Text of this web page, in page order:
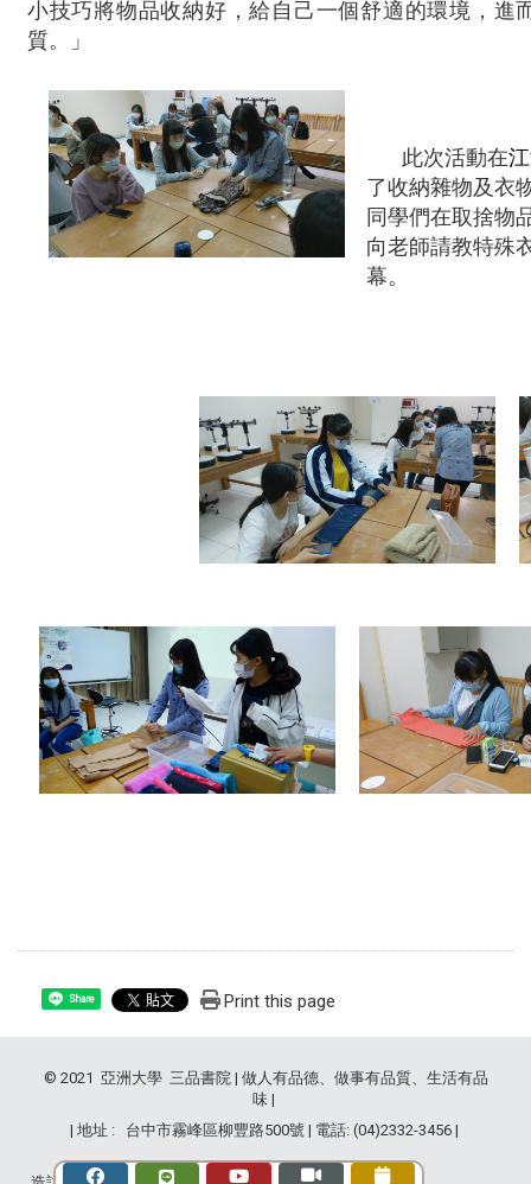
小技巧將物品收納好，給自己一個舒適的環境，進
質。」
此次活動在
了收納雜物及衣
同學們在取捨物
向老師請教特殊
幕。
Share Print this page
© 2021 亞洲大學 三品書院 | 做人有品德、做事有品質、生活有品
味 |
| 地址 : 台中市霧峰區柳豐路500號 | 電話: (04)2332-3456 |